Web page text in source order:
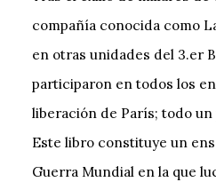
compañía conocida como
en otras unidades del 3.er
participaron en todos los
liberación de París; todo
Este libro constituye un
Guerra Mundial en la que